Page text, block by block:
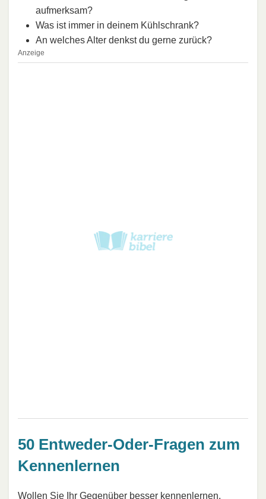
aufmerksam?
Was ist immer in deinem Kühlschrank?
An welches Alter denkst du gerne zurück?
Anzeige
50 Entweder-Oder-Fragen zum
Kennenlernen
Wollen Sie Ihr Gegenüber besser kennenlernen,